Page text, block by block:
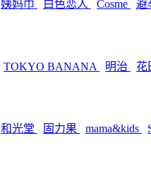
姨妈巾 白色恋人 Cosme 避
TOKYO BANANA 明治 花
和光堂 固力果 mama&kids